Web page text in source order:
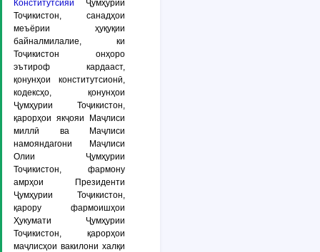
Конститутсияи Ҷумҳурии
Тоҷикистон, санадҳои
меъёрии ҳуқуқии
байналмилалие, ки
Тоҷикистон онҳоро
эътироф кардааст,
қонунҳои конститутсионӣ,
кодексҳо, қонунҳои
Ҷумҳурии Тоҷикистон,
қарорҳои якҷояи Маҷлиси
миллӣ ва Маҷлиси
намояндагони Маҷлиси
Олии Ҷумҳурии
Тоҷикистон, фармону
амрҳои Президенти
Ҷумҳурии Тоҷикистон,
қарору фармоишҳои
Ҳукумати Ҷумҳурии
Тоҷикистон, қарорҳои
маҷлисҳои вакилони халқи